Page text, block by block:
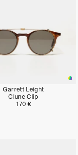
Garrett Leight
Clune Clip
170 €